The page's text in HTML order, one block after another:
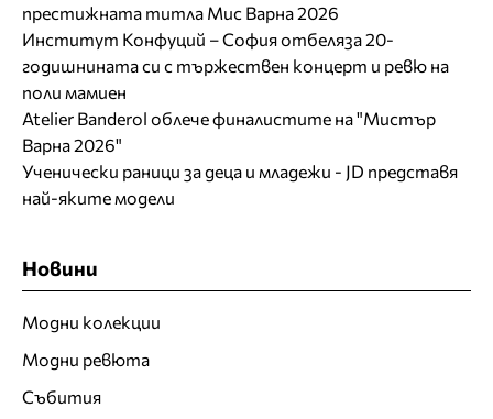
престижната титла Мис Варна 2026
Институт Конфуций – София отбеляза 20-
годишнината си с тържествен концерт и ревю на
поли мамиен
Atelier Banderol облече финалистите на "Мистър
Варна 2026"
Ученически раници за деца и младежи - JD представя
най-яките модели
Новини
Модни колекции
Модни ревюта
Събития